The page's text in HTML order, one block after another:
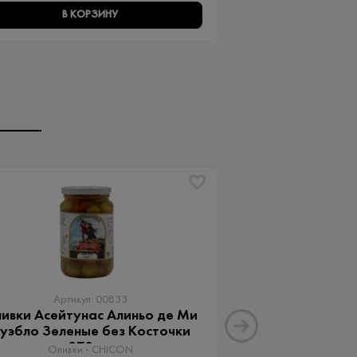
В КОРЗИНУ
Артикул: 00833
Асейтунас Алиньо де Ми
Зеленые без Косточки
370 мл
Оливки - CHICON